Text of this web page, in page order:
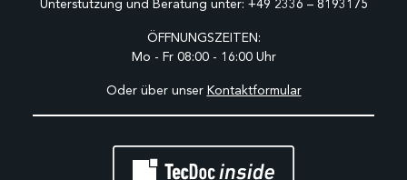
Unterstützung und Beratung unter: +49 2336 – 8193175
ÖFFNUNGSZEITEN:
Mo - Fr 08:00 - 16:00 Uhr
Oder über unser Kontaktformular